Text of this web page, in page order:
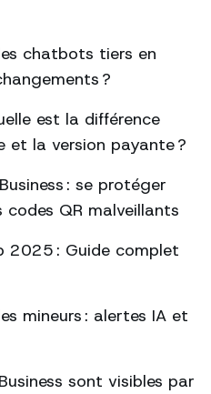
chatbots tiers en
?
est la différence
et la version payante ?
: se protéger
QR malveillants
2025 : Guide complet
mineurs : alertes IA et
sont visibles par